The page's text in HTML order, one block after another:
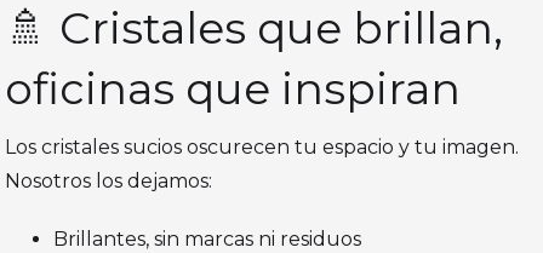
🚿 Cristales que brillan,
oficinas que inspiran
Los cristales sucios oscurecen tu espacio y tu imagen.
Nosotros los dejamos:
Brillantes, sin marcas ni residuos